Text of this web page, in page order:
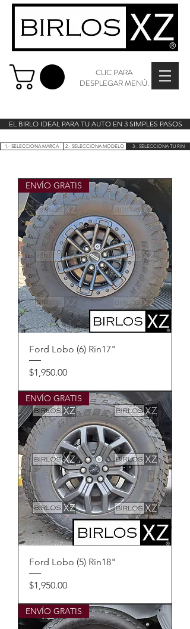
CLIC PARA
DESPLEGAR MENÚ.
EL BIRLO IDEAL PARA TU AUTO EN 3 SIMPLES PASOS
1.- SELECCIONA MARCA 2.- SELECCIONA MODELO 3-. SELECCIONA TU RIN
ENVÍO GRATIS
Ford Lobo (6) Rin17"
Precio
$1,950.00
ENVÍO GRATIS
Ford Lobo (5) Rin18"
Precio
$1,950.00
ENVÍO GRATIS